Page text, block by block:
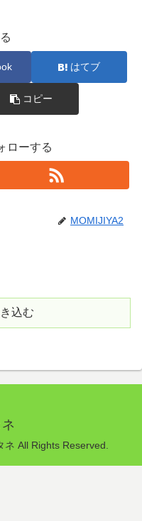
はてブ
コピー
ローする
MOMIJIYA2
込む
All Rights Reserved.